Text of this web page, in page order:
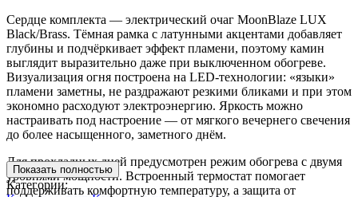
Сердце комплекта — электрический очаг MoonBlaze LUX
Black/Brass. Тёмная рамка с латунными акцентами добавляет
глубины и подчёркивает эффект пламени, поэтому камин
выглядит выразительно даже при выключенном обогреве.
Визуализация огня построена на LED-технологии: «языки»
пламени заметны, не раздражают резкими бликами и при этом
экономно расходуют электроэнергию. Яркость можно
настраивать под настроение — от мягкого вечернего свечения
до более насыщенного, заметного днём.
Для прохладных дней предусмотрен режим обогрева с двумя
уровнями мощности. Встроенный термостат помогает
поддерживать комфортную температуру, а защита от
Показать полностью
Категории: